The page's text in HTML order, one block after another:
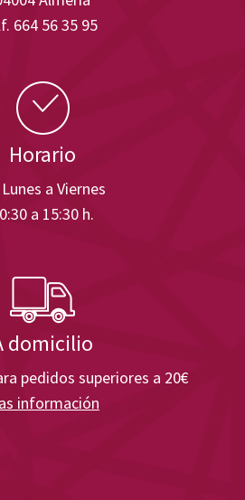
664 56 35 95
Horario
a Viernes
a 15:30 h.
domicilio
pedidos superiores a 20€
información